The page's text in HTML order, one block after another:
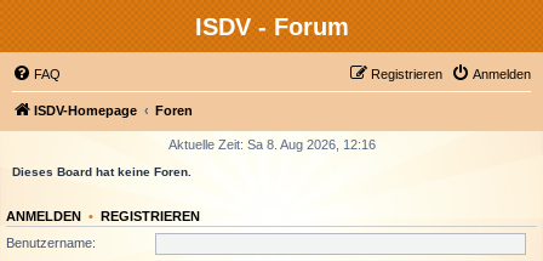
ISDV - Forum
FAQ Anmelden
Registrieren
ISDV-Homepage Foren
Aktuelle Zeit: Sa 8. Aug 2026, 12:16
Dieses Board hat keine Foren.
ANMELDEN • REGISTRIEREN
Benutzername: